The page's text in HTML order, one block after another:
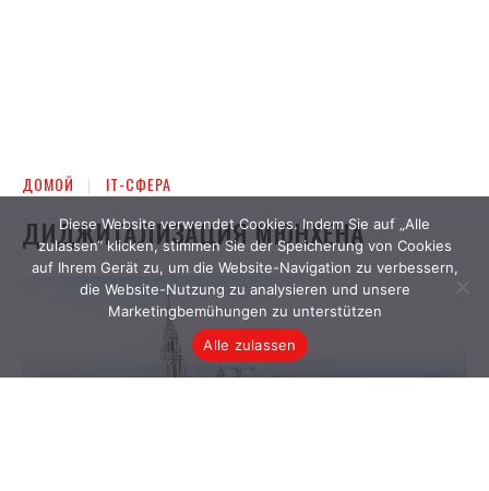
Diese Website verwendet Cookies. Indem Sie auf „Alle
zulassen“ klicken, stimmen Sie der Speicherung von Cookies
auf Ihrem Gerät zu, um die Website-Navigation zu verbessern,
die Website-Nutzung zu analysieren und unsere
Marketingbemühungen zu unterstützen
Alle zulassen